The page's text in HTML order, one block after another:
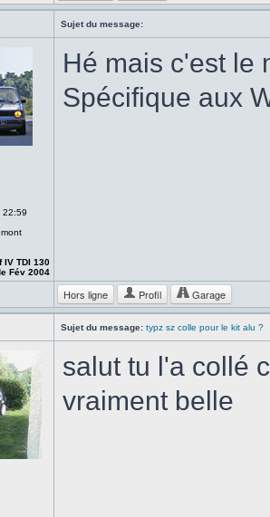
Sujet du message:
22:59
IV TDI 130
Fév 2004
Hé mais c'est le
Spécifique aux
Hors ligne Profil Garage
Sujet du message: typz sz colle pour le kit alu ?
salut tu l'a collé
vraiment belle